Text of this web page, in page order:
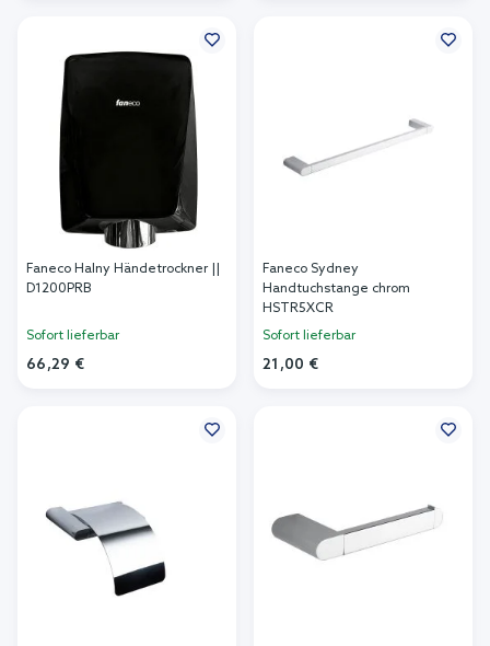
Faneco Halny Händetrockner ||
D1200PRB
Sofort lieferbar
66,29 €
Faneco Sydney
Handtuchstange chrom
HSTR5XCR
Sofort lieferbar
21,00 €